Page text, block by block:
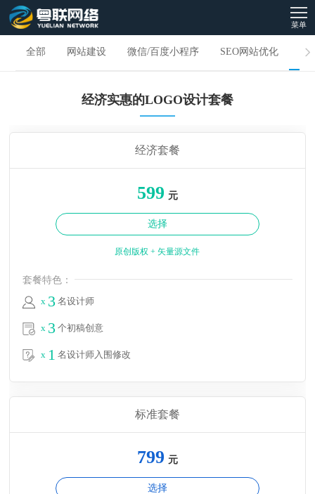
菜单
全部 网站建设 微信/百度小程序 SEO网站优化
经济实惠的LOGO设计套餐
经济套餐
599 元
选择
原创版权 + 矢量源文件
套餐特色：
x 3 名设计师
x 3 个初稿创意
x 1 名设计师入围修改
标准套餐
799 元
选择